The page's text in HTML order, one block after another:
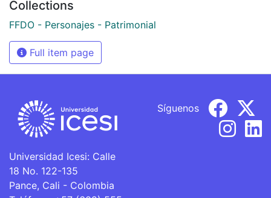
Collections
FFDO - Personajes - Patrimonial
Full item page
Universidad Icesi: Calle
18 No. 122-135
Pance, Cali - Colombia
Síguenos